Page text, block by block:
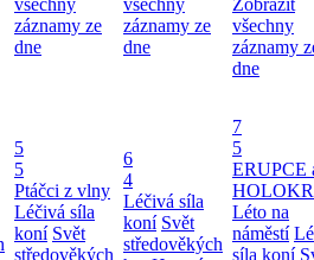
záznamy ze
dne
záznamy ze
dne
všechny
záznamy
dne
5
5
Ptáčci z vlny
Léčivá síla
koní Svět
středověkých
6
4
Léčivá síla
koní Svět
středověkých
7
5
ERUPCE
Léto na
náměstí
síla koní